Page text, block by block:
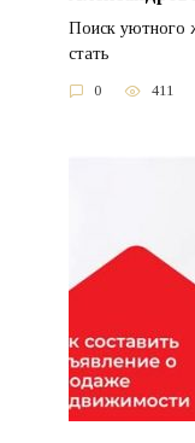
Поиск уютного
стать
0 411